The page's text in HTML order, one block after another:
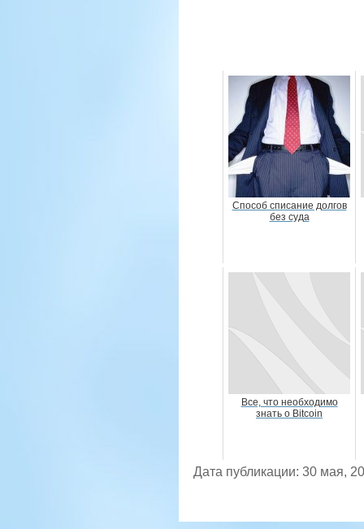
Способ списание долгов
без суда
Все, что необходимо
знать о Bitcoin
Дата публикации: 30 мая,